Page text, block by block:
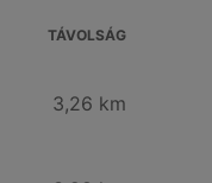
TÁVOLSÁG
3,26 km